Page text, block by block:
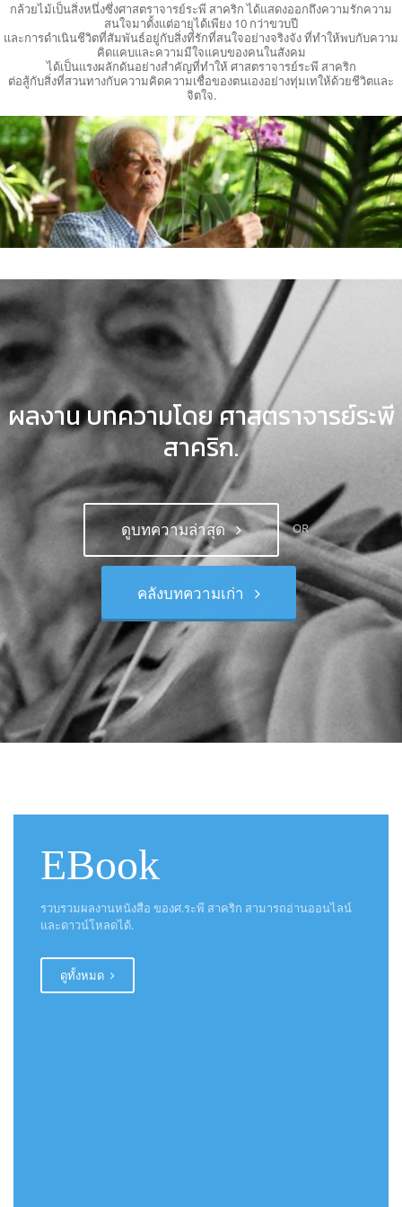
กล้วยไม้เป็นสิ่งหนึ่งซึ่งศาสตราจารย์ระพี สาคริก ได้แสดงออกถึงความรักความ
สนใจมาตั้งแต่อายุได้เพียง 10 กว่าขวบปี
และการดำเนินชีวิตที่สัมพันธ์อยู่กับสิ่งที่รักที่สนใจอย่างจริงจัง ที่ทำให้พบกับความ
คิดแคบและความมีใจแคบของคนในสังคม
ได้เป็นแรงผลักดันอย่างสำคัญที่ทำให้ ศาสตราจารย์ระพี สาคริก
ต่อสู้กับสิ่งที่สวนทางกับความคิดความเชื่อของตนเองอย่างทุ่มเทให้ด้วยชีวิตและ
จิตใจ.
ผลงาน บทความโดย ศาสตราจารย์ระพี
สาคริก.
ดูบทความล่าสุด OR
คลังบทความเก่า
EBook
รวบรวมผลงานหนังสือ ของศ.ระพี สาคริก สามารถอ่านออนไลน์
และดาวน์โหลดได้.
ดูทั้งหมด